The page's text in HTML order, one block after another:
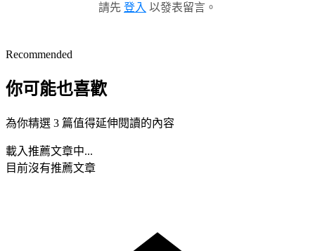
請先 登入 以發表留言。
Recommended
你可能也喜歡
為你精選 3 篇值得延伸閱讀的內容
載入推薦文章中...
目前沒有推薦文章